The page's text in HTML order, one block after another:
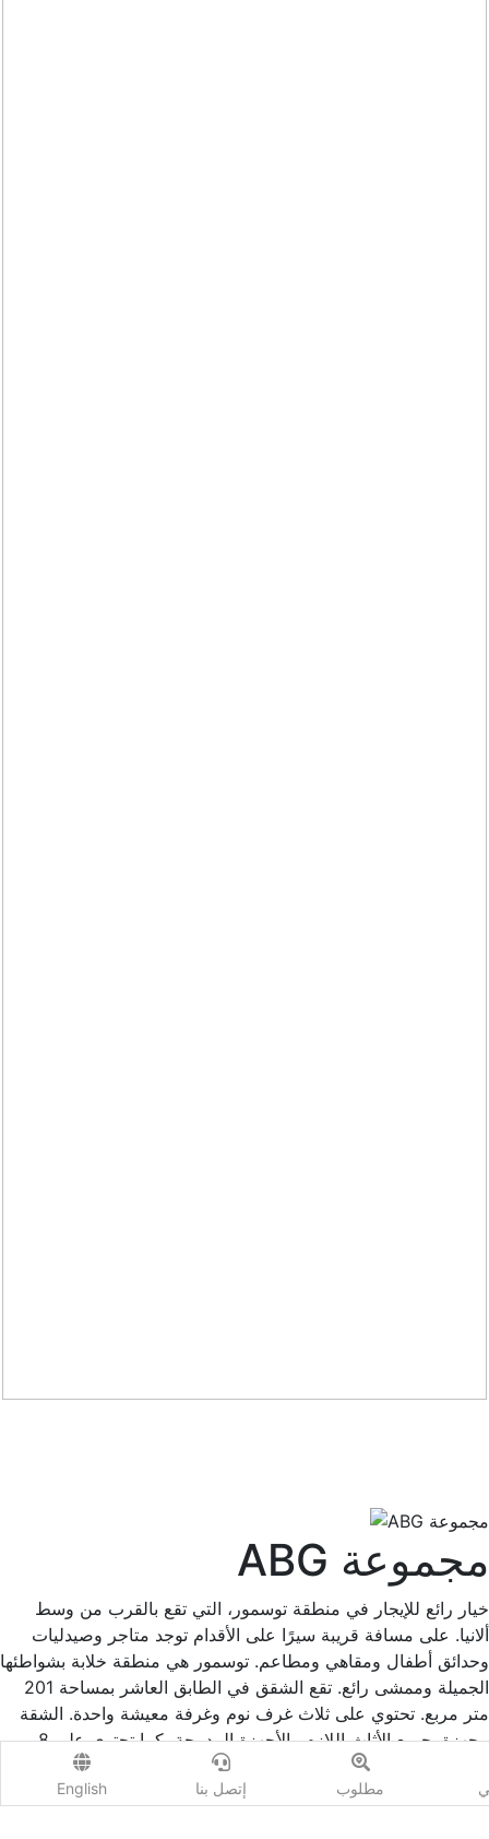
ABG مجموعة
خيار رائع للإيجار في منطقة توسمور، التي تقع بالقرب من وسط
ألانيا. على مسافة قريبة سيرًا على الأقدام توجد متاجر وصيدليات
وحدائق أطفال ومقاهي ومطاعم. توسمور هي منطقة خلابة بشواطئها
الجميلة وممشى رائع. تقع الشقق في الطابق العاشر بمساحة 201
متر مربع. تحتوي على ثلاث غرف نوم وغرفة معيشة واحدة. الشقة
مجهزة بجميع الأثاث اللازم والأجهزة المدمجة، كما تحتوي على 8
أسرة. المجمع السكني نفسه جديد وله بنية تحتية ممتازة: ملعب تنس
وملاعب كرة طائرة وكرة سلة ومسبح مع منزلقات وصالة ألعاب
مطلوب إتصل بنا English